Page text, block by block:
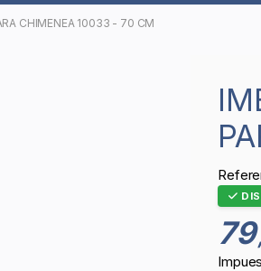
CHIMENEA 10033 - 70 CM
IMEX EL ZORRO - PACK DE 5 PIEZAS
79